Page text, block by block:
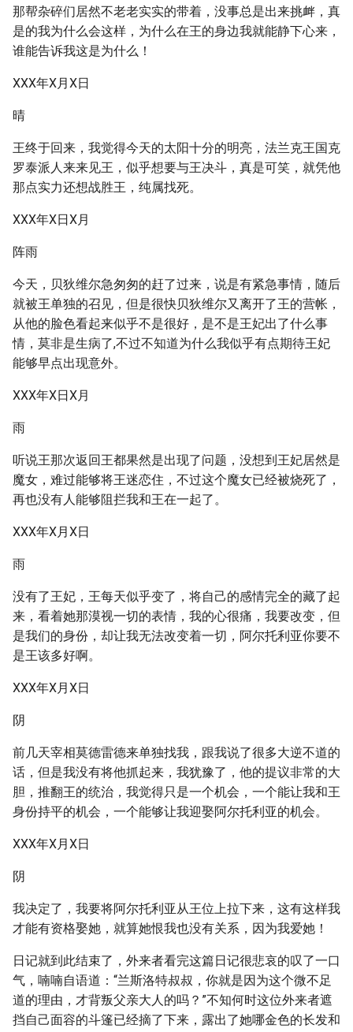
那帮杂碎们居然不老老实实的带着，没事总是出来挑衅，真
是的我为什么会这样，为什么在王的身边我就能静下心来，
谁能告诉我这是为什么！
XXX年X月X日
晴
王终于回来，我觉得今天的太阳十分的明亮，法兰克王国克
罗泰派人来来见王，似乎想要与王决斗，真是可笑，就凭他
那点实力还想战胜王，纯属找死。
XXX年X日X月
阵雨
今天，贝狄维尔急匆匆的赶了过来，说是有紧急事情，随后
就被王单独的召见，但是很快贝狄维尔又离开了王的营帐，
从他的脸色看起来似乎不是很好，是不是王妃出了什么事
情，莫非是生病了,不过不知道为什么我似乎有点期待王妃
能够早点出现意外。
XXX年X日X月
雨
听说王那次返回王都果然是出现了问题，没想到王妃居然是
魔女，难过能够将王迷恋住，不过这个魔女已经被烧死了，
再也没有人能够阻拦我和王在一起了。
XXX年X月X日
雨
没有了王妃，王每天似乎变了，将自己的感情完全的藏了起
来，看着她那漠视一切的表情，我的心很痛，我要改变，但
是我们的身份，却让我无法改变着一切，阿尔托利亚你要不
是王该多好啊。
XXX年X月X日
阴
前几天宰相莫德雷德来单独找我，跟我说了很多大逆不道的
话，但是我没有将他抓起来，我犹豫了，他的提议非常的大
胆，推翻王的统治，我觉得只是一个机会，一个能让我和王
身份持平的机会，一个能够让我迎娶阿尔托利亚的机会。
XXX年X月X日
阴
我决定了，我要将阿尔托利亚从王位上拉下来，这有这样我
才能有资格娶她，就算她恨我也没有关系，因为我爱她！
日记就到此结束了，外来者看完这篇日记很悲哀的叹了一口
气，喃喃自语道：“兰斯洛特叔叔，你就是因为这个微不足
道的理由，才背叛父亲大人的吗？”不知何时这位外来者遮
挡自己面容的斗篷已经摘了下来，露出了她哪金色的长发和